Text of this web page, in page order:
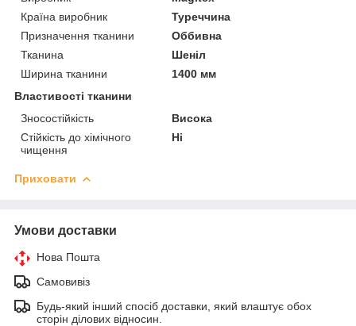
Країна виробник
Туреччина
Призначення тканини
Оббивна
Тканина
Шеніл
Ширина тканини
1400 мм
Властивості тканини
Зносостійкість
Висока
Стійкість до хімічного
чищення
Ні
Приховати
Умови доставки
Нова Пошта
Самовивіз
Будь-який інший спосіб доставки, який влаштує обох
сторін ділових відносин.